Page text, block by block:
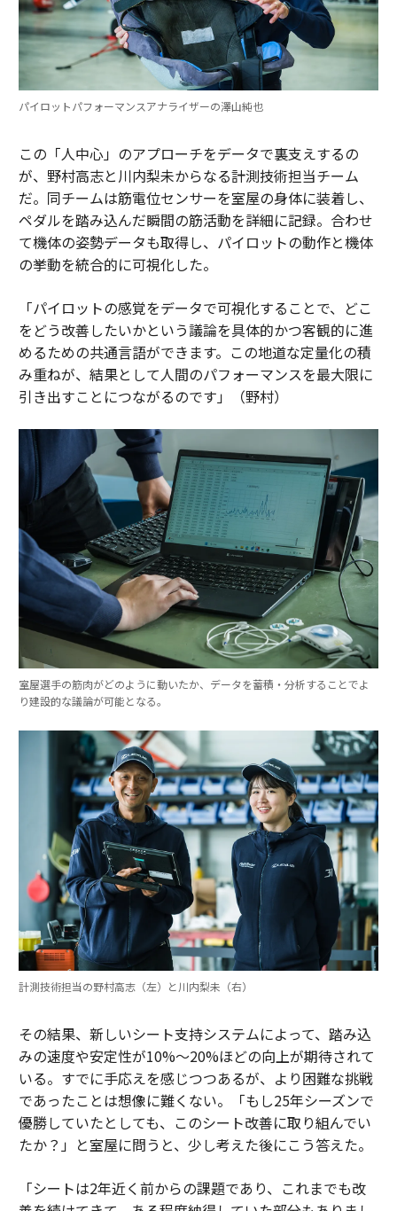
パイロットパフォーマンスアナライザーの澤山純也
この「人中心」のアプローチをデータで裏支えするの
が、野村高志と川内梨未からなる計測技術担当チーム
だ。同チームは筋電位センサーを室屋の身体に装着し、
ペダルを踏み込んだ瞬間の筋活動を詳細に記録。合わせ
て機体の姿勢データも取得し、パイロットの動作と機体
の挙動を統合的に可視化した。
「パイロットの感覚をデータで可視化することで、どこ
をどう改善したいかという議論を具体的かつ客観的に進
めるための共通言語ができます。この地道な定量化の積
み重ねが、結果として人間のパフォーマンスを最大限に
引き出すことにつながるのです」（野村）
室屋選手の筋肉がどのように動いたか、データを蓄積・分析することでよ
り建設的な議論が可能となる。
計測技術担当の野村高志（左）と川内梨未（右）
その結果、新しいシート支持システムによって、踏み込
みの速度や安定性が10%〜20%ほどの向上が期待されて
いる。すでに手応えを感じつつあるが、より困難な挑戦
であったことは想像に難くない。「もし25年シーズンで
優勝していたとしても、このシート改善に取り組んでい
たか？」と室屋に問うと、少し考えた後にこう答えた。
「シートは2年近く前からの課題であり、これまでも改